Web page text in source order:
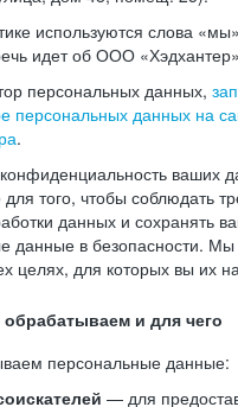
используются слова
идет об ООО
персональных данных,
персональных данных на
.
ваших
того, чтобы соблюдать
данных и сохранять
данные в безопасности. Мы
целях, для которых вы их
и для чего
персональные данные:
— для